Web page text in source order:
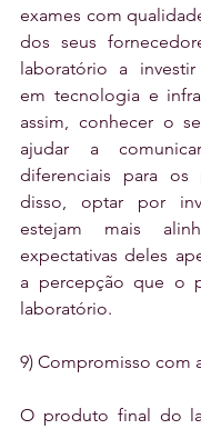
exames com
dos seus
laboratório a investir
em tecnologia e
assim, conhecer o
ajudar a
diferenciais para os
disso, optar por
estejam mais
expectativas deles
a percepção que o
laboratório.
9) Compromisso com
O produto final do